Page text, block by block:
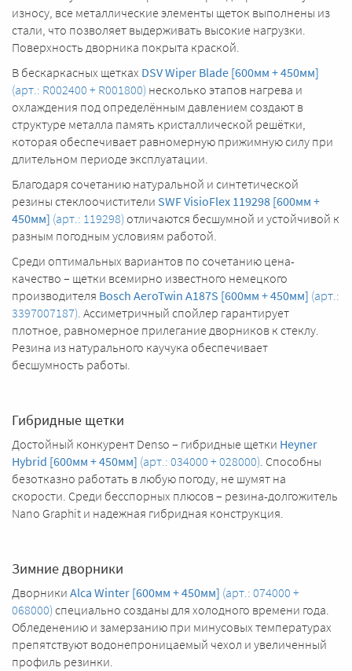
износу, все металлические элементы щеток выполнены из
стали, что позволяет выдерживать высокие нагрузки.
Поверхность дворника покрыта краской.
В бескаркасных щетках DSV Wiper Blade [600мм + 450мм]
(арт.: R002400 + R001800) несколько этапов нагрева и
охлаждения под определённым давлением создают в
структуре металла память кристаллической решётки,
которая обеспечивает равномерную прижимную силу при
длительном периоде эксплуатации.
Благодаря сочетанию натуральной и синтетической
резины стеклоочистители SWF VisioFlex 119298 [600мм +
450мм] (арт.: 119298) отличаются бесшумной и устойчивой к
разным погодным условиям работой.
Среди оптимальных вариантов по сочетанию цена-
качество – щетки всемирно известного немецкого
производителя Bosch AeroTwin A187S [600мм + 450мм] (арт.:
3397007187). Ассиметричный спойлер гарантирует
плотное, равномерное прилегание дворников к стеклу.
Резина из натурального каучука обеспечивает
бесшумность работы.
Гибридные щетки
Достойный конкурент Denso – гибридные щетки Heyner
Hybrid [600мм + 450мм] (арт.: 034000 + 028000). Способны
безотказно работать в любую погоду, не шумят на
скорости. Среди бесспорных плюсов – резина-долгожитель
Nano Graphit и надежная гибридная конструкция.
Зимние дворники
Дворники Alca Winter [600мм + 450мм] (арт.: 074000 +
068000) специально созданы для холодного времени года.
Обледенению и замерзанию при минусовых температурах
препятствуют водонепроницаемый чехол и увеличенный
профиль резинки.